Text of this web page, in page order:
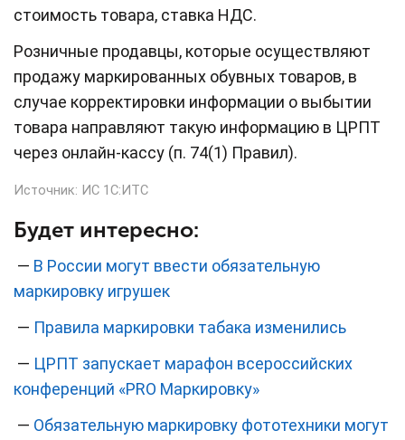
стоимость товара, ставка НДС.
Розничные продавцы, которые осуществляют
продажу маркированных обувных товаров, в
случае корректировки информации о выбытии
товара направляют такую информацию в ЦРПТ
через онлайн-кассу (п. 74(1) Правил).
Источник: ИС 1С:ИТС
Будет интересно:
— В России могут ввести обязательную
маркировку игрушек
— Правила маркировки табака изменились
— ЦРПТ запускает марафон всероссийских
конференций «PRO Маркировку»
— Обязательную маркировку фототехники могут